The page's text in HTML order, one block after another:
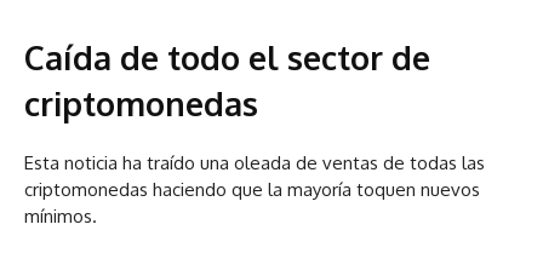
Caída de todo el sector de
criptomonedas
Esta noticia ha traído una oleada de ventas de todas las
criptomonedas haciendo que la mayoría toquen nuevos
mínimos.